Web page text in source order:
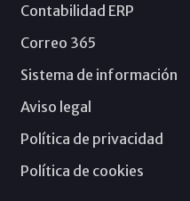
Contabilidad ERP
Correo 365
Sistema de información
Aviso legal
Política de privacidad
Política de cookies